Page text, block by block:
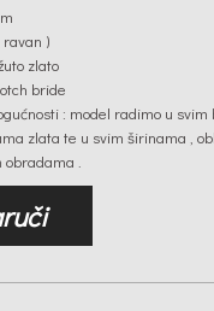
ravan )
zlato
bride
: model radimo u svim
zlata te u svim širinama ,
.